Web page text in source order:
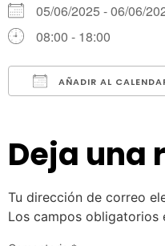
05/06/2025 - 06/06/
08:00 - 18:00
AÑADIR AL
Deja una
Tu dirección de correo
Los campos obligatorios